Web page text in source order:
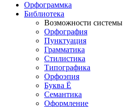
Орфограммка
Библиотека
Возможности системы
Орфография
Пунктуация
Грамматика
Стилистика
Типографика
Орфоэпия
Буква Ё
Семантика
Оформление